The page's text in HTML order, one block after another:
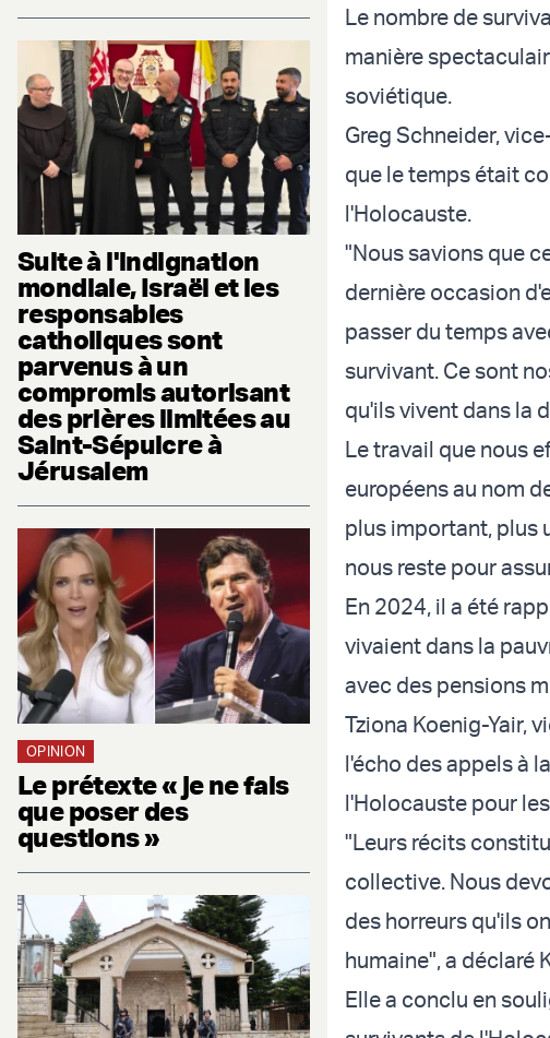
Suite à l'indignation
mondiale, Israël et les
responsables
catholiques sont
parvenus à un
compromis autorisant
des prières limitées au
Saint-Sépulcre à
Jérusalem
OPINION
Le prétexte « je ne fais
que poser des
questions »
Le nombre de
manière
soviétique.
Greg Schneider,
que le temps était
l'Holocauste.
"Nous savions que
dernière occasion
passer du temps
survivant. Ce sont
qu'ils vivent dans la
Le travail que nous
européens au nom
plus important, plus
nous reste pour
En 2024, il a été
vivaient dans la
avec des pensions
Tziona Koenig-Yair,
l'écho des appels à
l'Holocauste pour
"Leurs récits
collective. Nous
des horreurs qu'ils
humaine", a déclaré
Elle a conclu en